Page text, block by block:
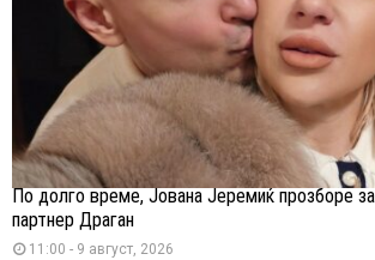
По долго време, Јована Јеремиќ прозборе
партнер Драган
11:00 - 9 август, 2026